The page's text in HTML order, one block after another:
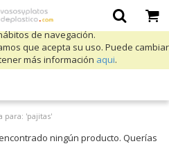
para mejorar nuestros servicios
con sus preferencias mediante el
de navegación.
que acepta su uso. Puede cambiar
más información aqui.
para: 'pajitas'
ningún producto. Querías